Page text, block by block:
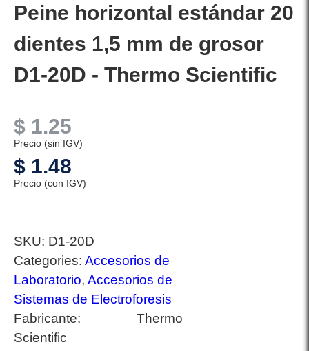
Peine horizontal estándar 20
dientes 1,5 mm de grosor
D1-20D - Thermo Scientific
$ 1.25
Precio (sin IGV)
$ 1.48
Precio (con IGV)
SKU: D1-20D
Categories: Accesorios de
Laboratorio, Accesorios de
Sistemas de Electroforesis
Fabricante: Thermo
Scientific